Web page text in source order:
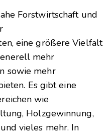
Forstwirtschaft und
eine größere Vielfalt
mehr
sowie mehr
Es gibt eine
wie
Holzgewinnung,
vieles mehr. In